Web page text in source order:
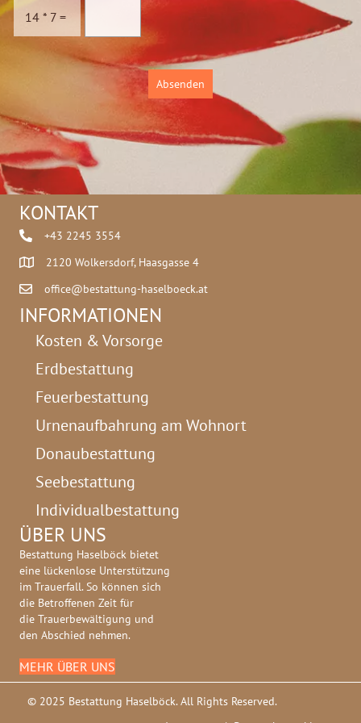
c
u
14 * 7 =
Absenden
KONTAKT
+43 2245 3554
2120 Wolkersdorf, Haasgasse 4
office@bestattung-haselboeck.at
INFORMATIONEN
Kosten & Vorsorge
Erdbestattung
Feuerbestattung
Urnenaufbahrung am Wohnort
Donaubestattung
Seebestattung
Individualbestattung
ÜBER UNS
Bestattung Haselböck bietet
eine lückenlose Unterstützung
im Trauerfall. So können sich
die Betroffenen Zeit für
die Trauerbewältigung und
den Abschied nehmen.
MEHR ÜBER UNS
© 2025 Bestattung Haselböck. All Rights Reserved.